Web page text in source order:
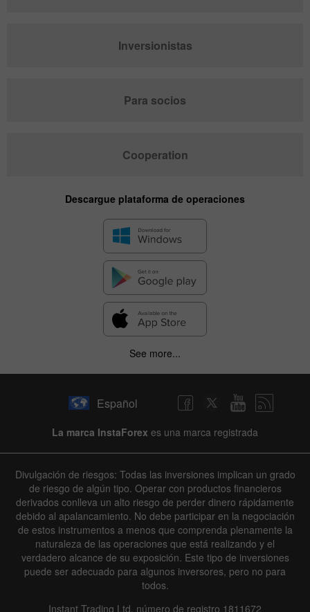
Inversionistas
Para socios
Cooperation
Descargue plataforma de operaciones
See more...
Español
La marca InstaForex es una marca registrada
Divulgación de riesgos: Todas las inversiones implican un grado
de riesgo de algún tipo. Operar con productos financieros
derivados conlleva un alto riesgo de perder dinero rápidamente
debido al apalancamiento. No debe participar en la negociación
de estos instrumentos a menos que comprenda plenamente la
naturaleza de las operaciones que está realizando y el
verdadero alcance de su exposición. Este tipo de inversiones
puede ser adecuado para algunos inversores, pero no para
todos.
Instant Trading Ltd, número de registro 1811672